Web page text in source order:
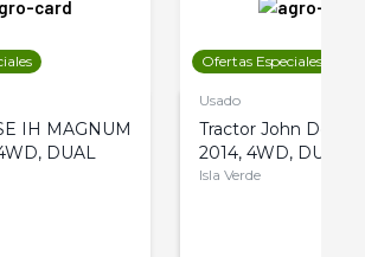
IH MAGNUM
DUAL
Ofertas Especiales
Usado
Tractor John Deere
2014, 4WD, DUAL
Isla Verde